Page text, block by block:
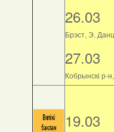
26.03
Брэст, Э.
27.03
Кобрынскі р-
19.03